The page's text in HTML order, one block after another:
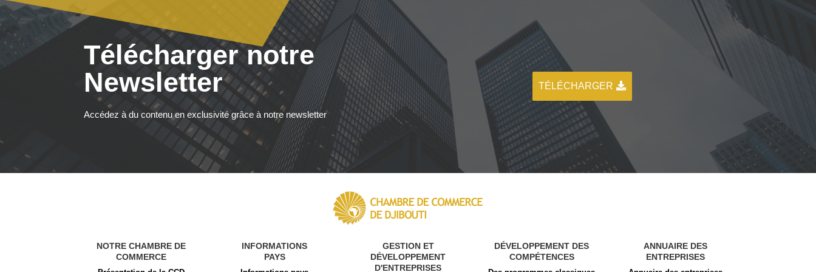
Télécharger notre
Newsletter
Accédez à du contenu en exclusivité grâce à notre newsletter
TÉLÉCHARGER
NOTRE CHAMBRE DE
COMMERCE
INFORMATIONS
PAYS
GESTION ET
DÉVELOPPEMENT
D'ENTREPRISES
DÉVELOPPEMENT DES
COMPÉTENCES
ANNUAIRE DES
ENTREPRISES